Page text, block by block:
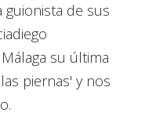
guionista de sus
su última
piernas' y nos